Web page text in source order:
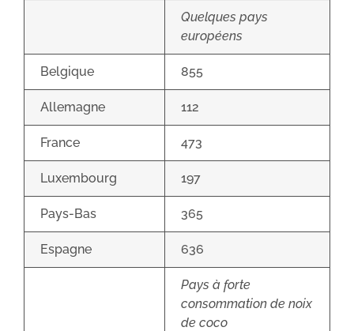
Quelques pays
européens
Belgique 855
Allemagne 112
France 473
Luxembourg 197
Pays-Bas 365
Espagne 636
Pays à forte
consommation de noix
de coco